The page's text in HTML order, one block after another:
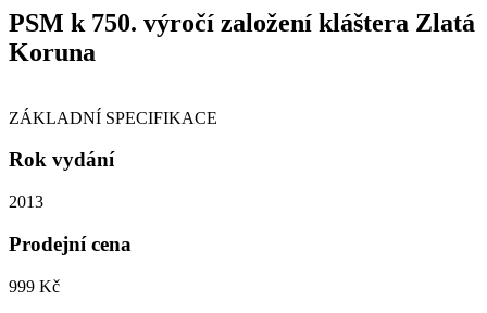
PSM k 750. výročí založení kláštera Zlatá
Koruna
ZÁKLADNÍ SPECIFIKACE
Rok vydání
2013
Prodejní cena
999 Kč